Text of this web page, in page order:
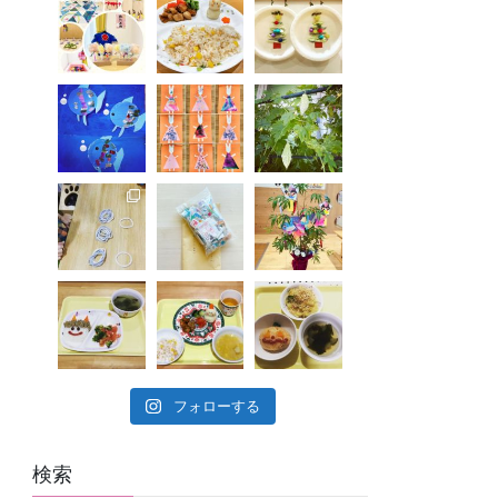
フォローする
検索